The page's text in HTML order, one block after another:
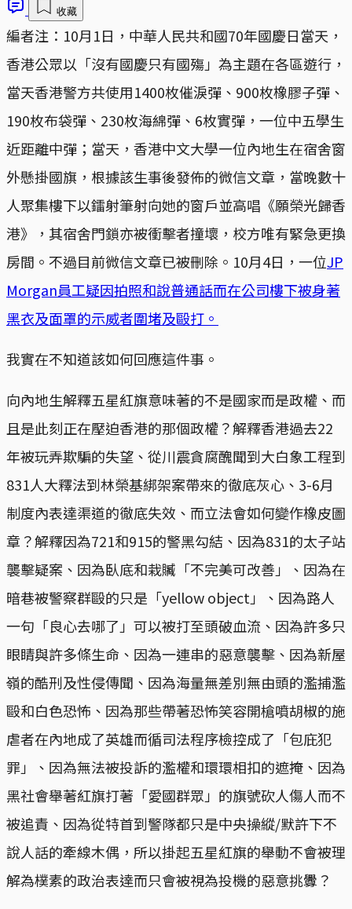
收藏
編者注：10月1日，中華人民共和國70年國慶日當天，
香港公眾以「沒有國慶只有國殤」為主題在各區遊行，
當天香港警方共使用1400枚催淚彈、900枚橡膠子彈、
190枚布袋彈、230枚海綿彈、6枚實彈，一位中五學生
近距離中彈；當天，香港中文大學一位內地生在宿舍窗
外懸掛國旗，根據該生事後發佈的微信文章，當晚數十
人聚集樓下以鐳射筆射向她的窗戶並高唱《願榮光歸香
港》，其宿舍門鎖亦被衝擊者撞壞，校方唯有緊急更換
房間。不過目前微信文章已被刪除。10月4日，一位JP
Morgan員工疑因拍照和說普通話而在公司樓下被身著
黑衣及面罩的示威者圍堵及毆打。
我實在不知道該如何回應這件事。
向內地生解釋五星紅旗意味著的不是國家而是政權、而
且是此刻正在壓迫香港的那個政權？解釋香港過去22
年被玩弄欺騙的失望、從川震貪腐醜聞到大白象工程到
831人大釋法到林榮基綁架案帶來的徹底灰心、3-6月
制度內表達渠道的徹底失效、而立法會如何變作橡皮圖
章？解釋因為721和915的警黑勾結、因為831的太子站
襲擊疑案、因為臥底和栽贓「不完美可改善」、因為在
暗巷被警察群毆的只是「yellow object」、因為路人
一句「良心去哪了」可以被打至頭破血流、因為許多只
眼睛與許多條生命、因為一連串的惡意襲擊、因為新屋
嶺的酷刑及性侵傳聞、因為海量無差別無由頭的濫捕濫
毆和白色恐怖、因為那些帶著恐怖笑容開槍噴胡椒的施
虐者在內地成了英雄而循司法程序檢控成了「包庇犯
罪」、因為無法被投訴的濫權和環環相扣的遮掩、因為
黑社會舉著紅旗打著「愛國群眾」的旗號砍人傷人而不
被追責、因為從特首到警隊都只是中央操縱/默許下不
說人話的牽線木偶，所以掛起五星紅旗的舉動不會被理
解為樸素的政治表達而只會被視為投機的惡意挑釁？